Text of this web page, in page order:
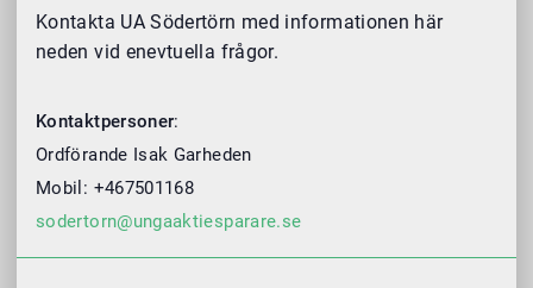
Kontakta UA Södertörn med informationen här
neden vid enevtuella frågor.
Kontaktpersoner:
Ordförande Isak Garheden
Mobil: +467501168
sodertorn@ungaaktiesparare.se